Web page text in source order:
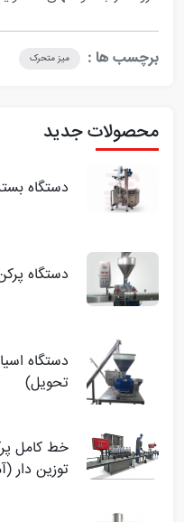
برچسب ها : میز متحرک
محصولات جدید
دستگاه
دستگاه
تحویل)
خط کامل
توزین دار